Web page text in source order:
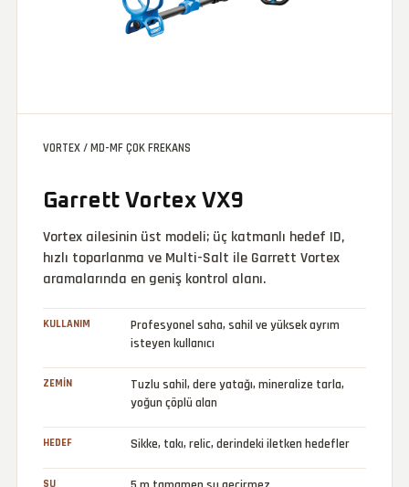
VORTEX / MD-MF ÇOK FREKANS
Garrett Vortex VX9
Vortex ailesinin üst modeli; üç katmanlı hedef ID,
hızlı toparlanma ve Multi-Salt ile Garrett Vortex
aramalarında en geniş kontrol alanı.
KULLANIM
Profesyonel saha, sahil ve yüksek ayrım
isteyen kullanıcı
ZEMIN
Tuzlu sahil, dere yatağı, mineralize tarla,
yoğun çöplü alan
HEDEF Sikke, takı, relic, derindeki iletken hedefler
SU